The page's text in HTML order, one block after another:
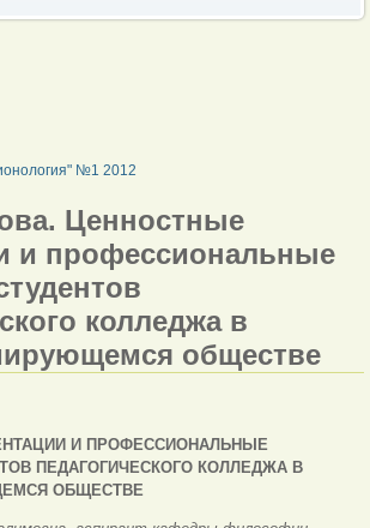
№1 2012
Ценностные
и профессиональные
колледжа в
обществе
И ПРОФЕССИОНАЛЬНЫЕ
ПЕДАГОГИЧЕСКОГО КОЛЛЕДЖА В
ОБЩЕСТВЕ